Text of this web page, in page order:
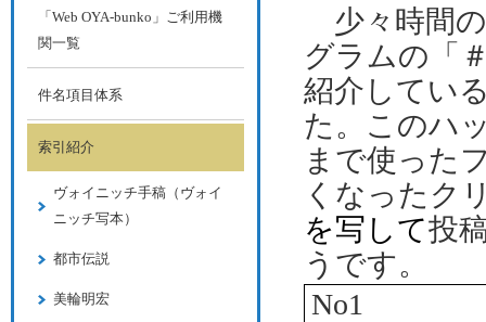
少々時間
グラムの「
紹介してい
た。このハ
まで使った
くなったク
を写して投
うです。
No1
「Web OYA-bunko」ご利用機
関一覧
件名項目体系
索引紹介
ヴォイニッチ手稿（ヴォイ
ニッチ写本）
都市伝説
美輪明宏